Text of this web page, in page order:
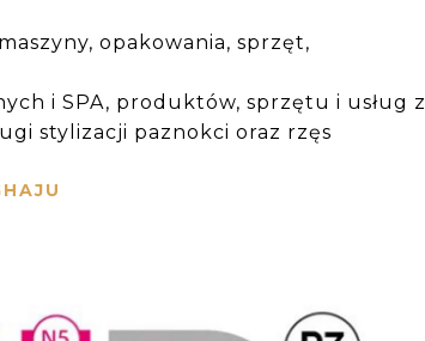
opakowania, sprzęt,
i SPA, produktów, sprzętu i usług z
stylizacji paznokci oraz rzęs